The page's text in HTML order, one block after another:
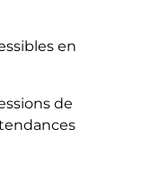
en
de